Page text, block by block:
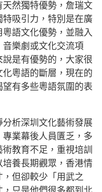
然獨特優勢，詹瑞文
吸引力，特別是在廣
語文化優勢，並融入
樂劇或文化交流項
是有優勢的，大家很
粵語的斷層，現在的
有多些粵語氛圍的表
析深圳文化藝術發展
業幕後人員匱乏，多
教育不足，重視培訓
養長期觀眾，香港情
但卻較少「用武之